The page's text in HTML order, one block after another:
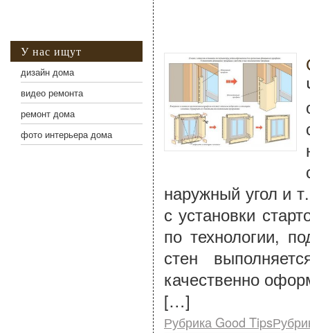
наружный угол и
с установки
по технологии,
стен
качественно
[…]
Рубрика Good
У нас ищут
дизайн дома
видео ремонта
ремонт дома
фото интерьера дома